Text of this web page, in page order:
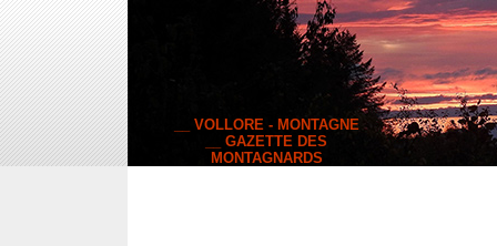
__ VOLLORE - MONTAGNE
__ GAZETTE DES
MONTAGNARDS